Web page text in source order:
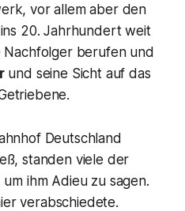
vor allem aber den
20. Jahrhundert weit
Nachfolger berufen und
und seine Sicht auf das
Deutschland
standen viele der
ihm Adieu zu sagen.
verabschiedete.